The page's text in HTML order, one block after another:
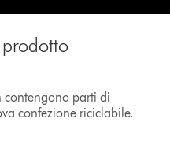
contengono parti di
confezione riciclabile.